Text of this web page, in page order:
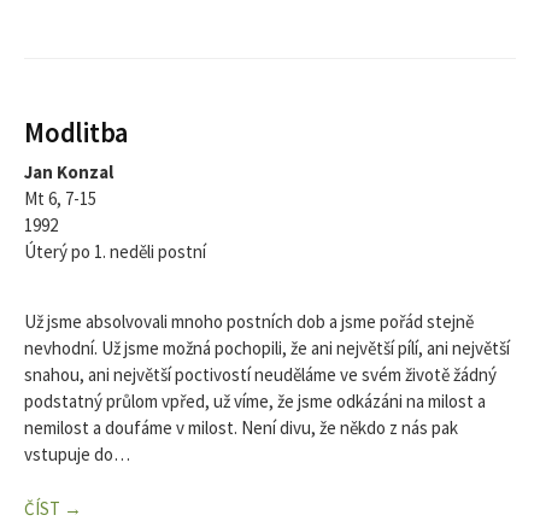
Modlitba
Jan Konzal
Mt 6, 7-15
1992
Úterý po 1. neděli postní
Už jsme absolvovali mnoho postních dob a jsme pořád stejně
nevhodní. Už jsme možná pochopili, že ani největší pílí, ani největší
snahou, ani největší poctivostí neuděláme ve svém životě žádný
podstatný průlom vpřed, už víme, že jsme odkázáni na milost a
nemilost a doufáme v milost. Není divu, že někdo z nás pak
vstupuje do…
ČÍST →